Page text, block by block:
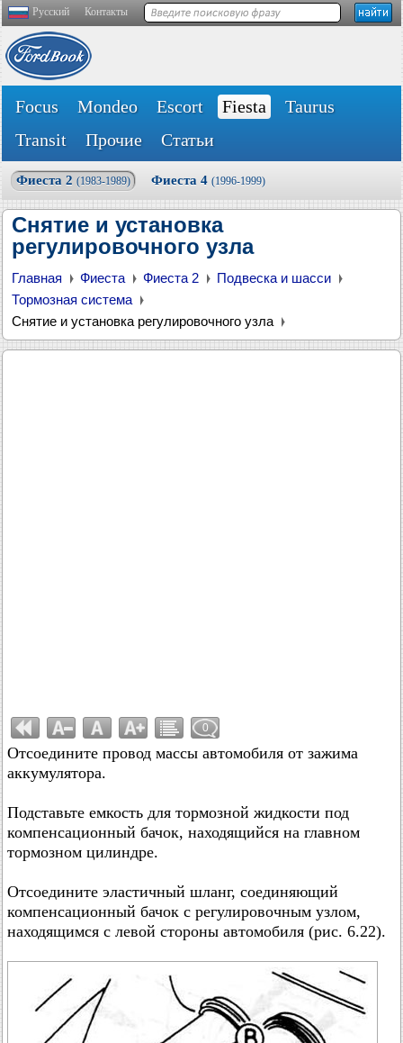
Русский Контакты
Focus Mondeo Escort Fiesta
Taurus
Transit
Прочие Статьи
Фиеста 2 (1983-1989) Фиеста 4 (1996-1999)
Снятие и установка
регулировочного узла
Главная Фиеста Фиеста 2
Подвеска и шасси
Тормозная система
Снятие и установка регулировочного узла
0
Отсоедините провод массы автомобиля от зажима
аккумулятора.
Подставьте емкость для тормозной жидкости под
компенсационный бачок, находящийся на главном
тормозном цилиндре.
Отсоедините эластичный шланг, соединяющий
компенсационный бачок с регулировочным узлом,
находящимся с левой стороны автомобиля (рис. 6.22).